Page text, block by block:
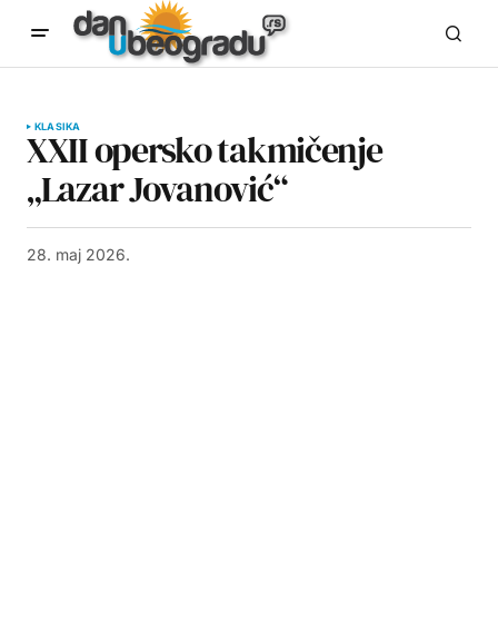
KLASIKA
XXII opersko takmičenje
„Lazar Jovanović“
28. maj 2026.